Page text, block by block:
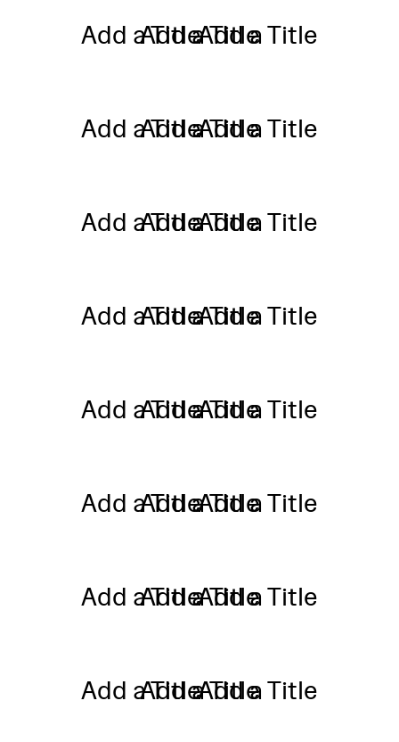
Add a TitleAdd a Title
Add a Title
Add a TitleAdd a Title
Add a Title
Add a TitleAdd a Title
Add a Title
Add a TitleAdd a Title
Add a Title
Add a TitleAdd a Title
Add a Title
Add a TitleAdd a Title
Add a Title
Add a TitleAdd a Title
Add a Title
Add a TitleAdd a Title
Add a Title